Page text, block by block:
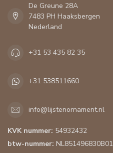
De Greune 28A
7483 PH Haaksbergen
Nederland
+31 53 435 82 35
+31 538511660
info@lijstenornament.nl
KVK nummer: 54932432
btw-nummer: NL851496830B01